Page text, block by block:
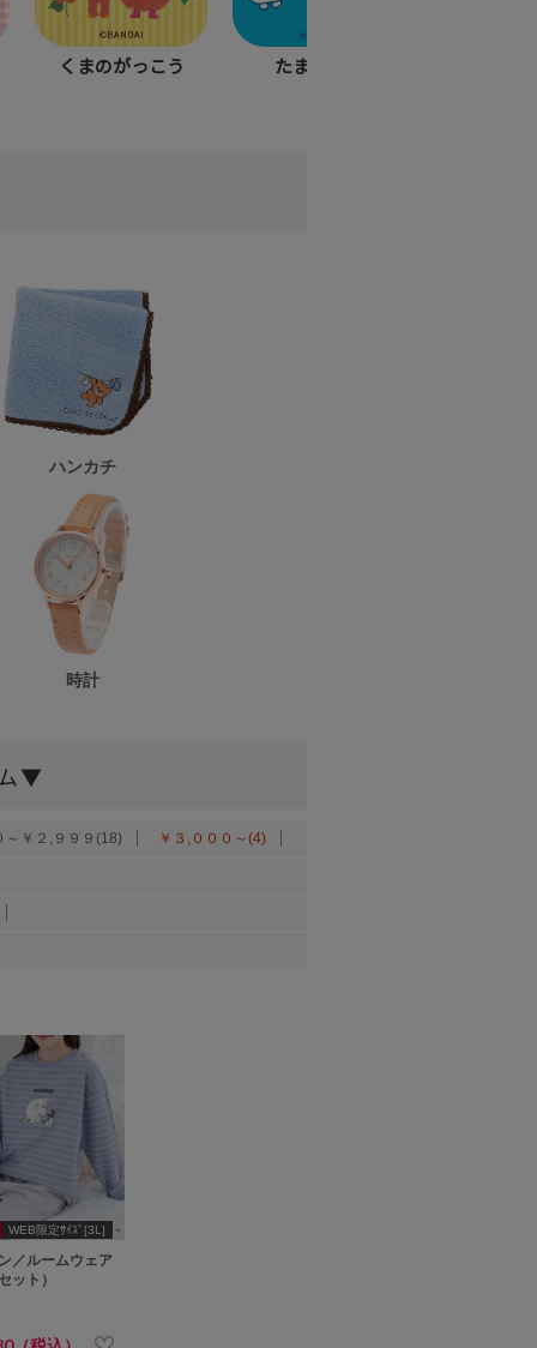
くまのがっこう たまごっち
ハンカチ
時計
▼
～￥２,９９９(18) ￥３,０００～(4)
WEB限定ｻｲｽﾞ[3L]
ン／ルームウェア
ット）